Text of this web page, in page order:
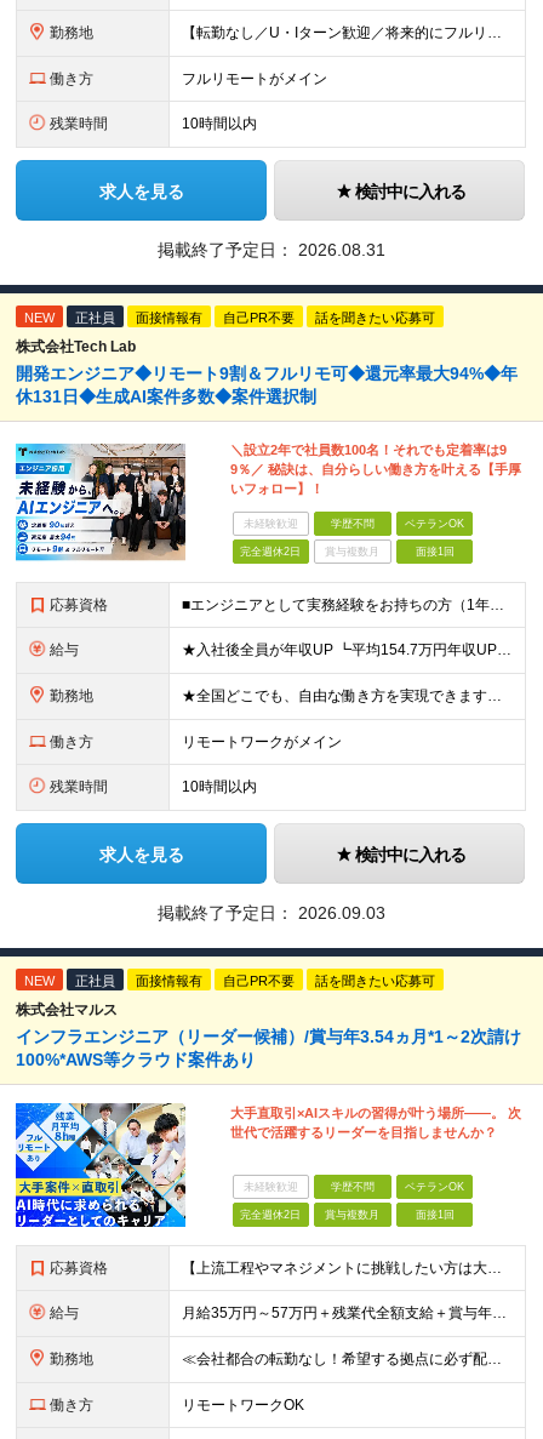
勤務地 【転勤なし／U・Iターン歓迎／将来的にフルリモートOK】 本社（新宿区）、大阪支店、名古屋支店または東京都・神奈川県・千葉県・埼玉県・愛知県・大阪府・福岡県をはじめ、全国のプロジェクト先 ※ご希望を
働き方 フルリモートがメイン
残業時間 10時間以内
求人を見る 検討中に入れる
掲載終了予定日： 2026.08.31
NEW 正社員 面接情報有 自己PR不要 話を聞きたい応募可
株式会社Tech Lab
開発エンジニア◆リモート9割＆フルリモ可◆還元率最大94%◆年
休131日◆生成AI案件多数◆案件選択制
＼設立2年で社員数100名！それでも定着率は9
9％／ 秘訣は、自分らしい働き方を叶える【手厚
いフォロー】！
未経験歓迎 学歴不問 ベテランOK
完全週休2日 賞与複数月 面接1回
応募資格 ■エンジニアとして実務経験をお持ちの方（1年以上） ■学歴不問 ■既卒・第二新卒OK ☆Tech Labの事業内容、ビジョンに共感できる⽅はぜひご応募ください！ ☆意欲重視の採用です！ 「経歴に自信
給与 ★入社後全員が年収UP ┗平均154.7万円年収UP！ ┗最大380万円UPの実績も 月給35万円～100万円＋決算賞与＋各種手当 【 給与イメージ 】 ■経験1年以上…月給35万円～＋決算賞与
勤務地 ★全国どこでも、自由な働き方を実現できます！ 全国のプロジェクト先やフルリモート環境での勤務も可能です。 ＼自由度の高い働き方、叶えます／ ・フルリモートで働きたい ・ハイブリットに働きたい ・家庭
働き方 リモートワークがメイン
残業時間 10時間以内
求人を見る 検討中に入れる
掲載終了予定日： 2026.09.03
NEW 正社員 面接情報有 自己PR不要 話を聞きたい応募可
株式会社マルス
インフラエンジニア（リーダー候補）/賞与年3.54ヵ月*1～2次請け
100%*AWS等クラウド案件あり
大手直取引×AIスキルの習得が叶う場所――。 次
世代で活躍するリーダーを目指しませんか？
未経験歓迎 学歴不問 ベテランOK
完全週休2日 賞与複数月 面接1回
応募資格 【上流工程やマネジメントに挑戦したい方は大歓迎です！】 ★インフラエンジニアとしての実務経験をお持ちの方 ★上記に加え、下記いずれかに該当する方 ・チームのリーダー／サブリーダーの経験をお持ちの方 ・
給与 月給35万円～57万円＋残業代全額支給＋賞与年3.45ヵ月(リーダー経験者) 月給32万円～43万円＋残業代全額支給＋賞与年3.45ヵ月(実務経験者) 入社時想定年収： 490万円～798万円(リー
勤務地 ≪会社都合の転勤なし！希望する拠点に必ず配属します。新潟Uターン・Iターン大歓迎！≫ 首都圏(東京、神奈川、千葉、埼玉)または新潟市、長岡市周辺のお客様先または各拠点での勤務となります。 ■東京支社
働き方 リモートワークOK